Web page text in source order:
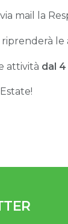
mail la
le
attività dal